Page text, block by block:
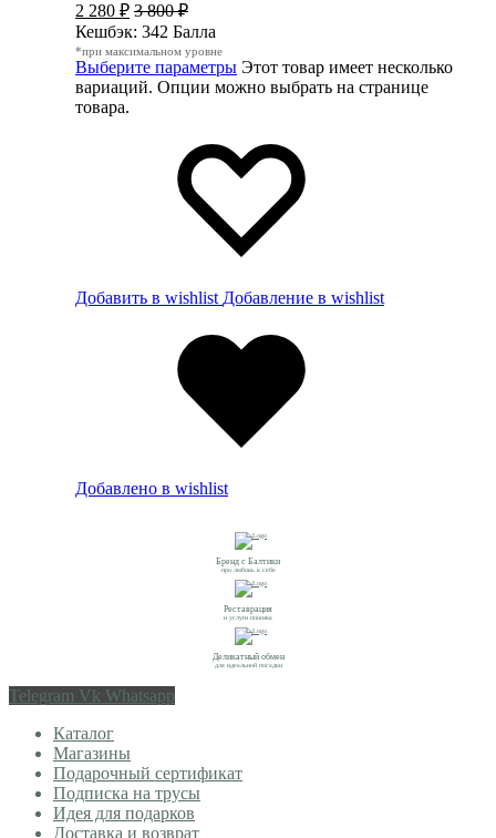
2 280 ₽ 3 800₽
Кешбэк: 342 Балла
*при максимальном уровне
Выберите параметры Этот товар имеет несколько
вариаций. Опции можно выбрать на странице
товара.
Добавить в wishlist Добавление в wishlist
Добавлено в wishlist
Бренд с Балтики
про любовь к себе
Реставрация
и услуги пошива
Деликатный обмен
для идеальной посадки
Telegram Vk Whatsapp
Каталог
Магазины
Подарочный сертификат
Подписка на трусы
Идея для подарков
Доставка и возврат